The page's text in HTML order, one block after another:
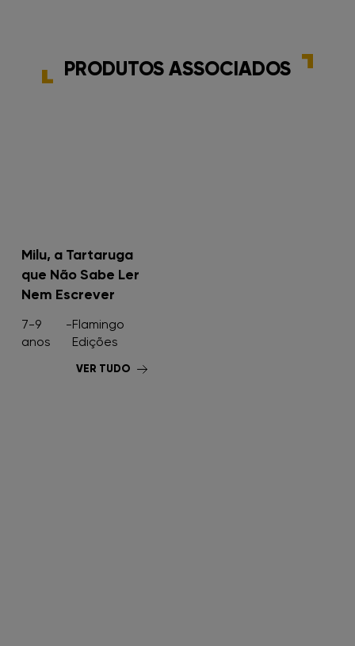
FNAC Madeira
FNAC Oeiras
FNAC Setúbal
PRODUTOS ASSOCIADOS
Milu, a Tartaruga
que Não Sabe Ler
Nem Escrever
7-9
anos
-Flamingo
Edições
VER TUDO